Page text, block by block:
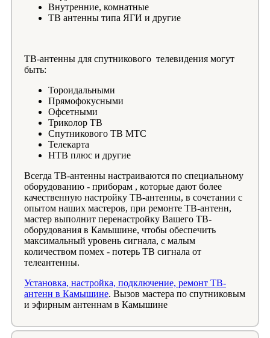
Внутренние, комнатные
ТВ антенны типа ЯГИ и другие
ТВ-антенны для спутникового телевидения могут
быть:
Тороидальными
Прямофокусными
Офсетными
Триколор ТВ
Спутникового ТВ МТС
Телекарта
НТВ плюс и другие
Всегда ТВ-антенны настраиваются по специальному
оборудованию - приборам , которые дают более
качественную настройку ТВ-антенны, в сочетании с
опытом наших мастеров, при ремонте ТВ-антенн,
мастер выполнит перенастройку Вашего ТВ-
оборудования в Камышине, чтобы обеспечить
максимальный уровень сигнала, с малым
количеством помех - потерь ТВ сигнала от
телеантенны.
Установка, настройка, подключение, ремонт ТВ-
антенн в Камышине. Вызов мастера по спутниковым
и эфирным антеннам в Камышине